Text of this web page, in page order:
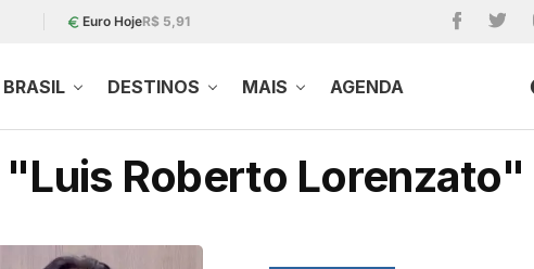
Euro HojeR$ 5,91
DESTINOS MAIS AGENDA
Roberto Lorenzato"